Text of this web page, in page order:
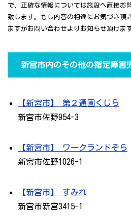
で、正確な情報については施設へ直接お
致します。もし内容の相違にお気づき頂
ますがお問い合わせよりお知らせ頂けま
新宮市内のその他の指定障害
【新宮市】 第２通園くじら
新宮市佐野954-3
【新宮市】 ワークランドそら
新宮市佐野1026-1
【新宮市】 すみれ
新宮市新宮3415-1